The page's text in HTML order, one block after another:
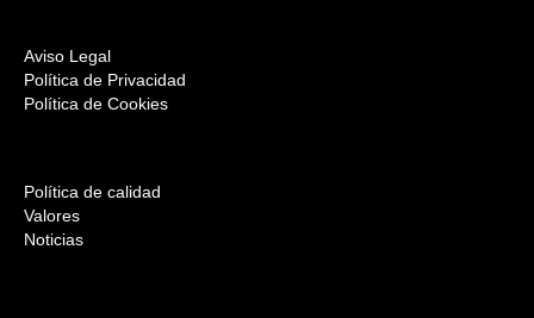
Aviso Legal
Política de Privacidad
Política de Cookies
Política de calidad
Valores
Noticias